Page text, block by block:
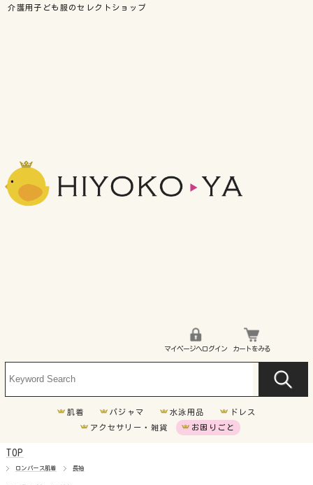
マイページへログイン カートをみる
肌着 パジャマ 水泳用品
ドレス
アクセサリー・雑貨
お困りごと
TOP
ロンパース肌着 長袖